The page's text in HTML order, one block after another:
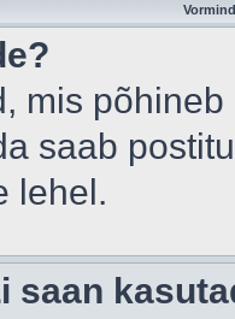
mis
saab
lehel.
saan